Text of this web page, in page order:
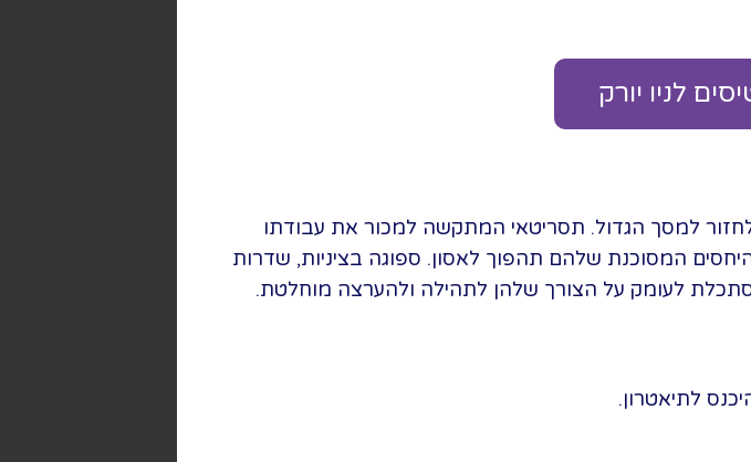
לניו יורק
למסך הגדול. תסריטאי המתקשה למכור את עבודתו
המסוכנת שלהם תהפוך לאסון. ספוגה בציניות, שדרות
לעומק על הצורך שלהן לתהילה ולהערצה מוחלטת.